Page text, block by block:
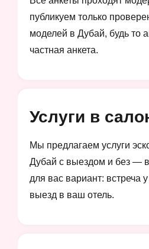
публикуем только
моделей в Дубай, будь то
частная анкета.
Мы предлагаем услуги
Дубай с выездом и без —
для вас вариант: встреча
выезд в ваш отель.